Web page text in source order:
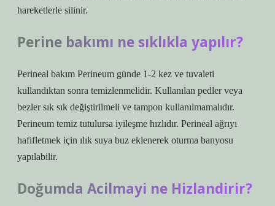
hareketlerle silinir.
Perine bakımı ne sıklıkla yapılır?
Perineal bakım Perineum günde 1-2 kez ve tuvaleti
kullandıktan sonra temizlenmelidir. Kullanılan pedler veya
bezler sık ​​sık değiştirilmeli ve tampon kullanılmamalıdır.
Perineum temiz tutulursa iyileşme hızlıdır. Perineal ağrıyı
hafifletmek için ılık suya buz eklenerek oturma banyosu
yapılabilir.
Doğumda Acilmayi ne Hizlandirir?